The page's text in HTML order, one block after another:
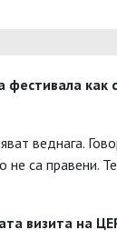
как
веднага.
не са правени.
визита на